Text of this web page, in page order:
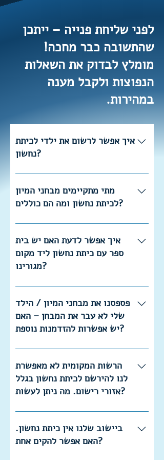
לפני שליחת פנייה – ייתכן
שהתשובה כבר מחכה!
מומלץ לבדוק את השאלות
הנפוצות ולקבל מענה
במהירות.
איך אפשר לרשום את ילדי לכיתת
נחשון?
הרישום והמיון לכיתות נחשון מתבצע על
ידי בתי הספר המשתתפים בתוכנית. לכן,
יש לפנות ישירות לבית הספר הרלוונטי
מתי מתקיימים מבחני המיון
לכיתת נחשון ומה הם כוללים?
תהליך המיון נקבע על ידי כל בית ספר
בנפרד. כדי לקבל מידע מדויק על מועדי
המבחנים, תוכנם ותנאי הקבלה, יש לפנות
לבית הספר שבו מתקיימת כיתת נחשון.
איך אפשר לדעת האם יש בית
ספר עם כיתת נחשון ליד מקום
מגורינו?
רשימת בתי הספר המשתתפים בתוכנית
מופיעה בעמוד "אודות" תחת "פריסה
ארצית" באתר שלנו.
פספסנו את מבחני המיון / הילד
שלי לא עבר את המבחן – האם
יש אפשרות להזדמנות נוספת?
תהליך המיון והתנאים לקבלת תלמידים
נקבעים על ידי בתי הספר עצמם. אנו
מבינים את הרצון להעניק לילדכם את
ההזדמנות הטובה ביותר, אך איננו
הרשות המקומית לא מאפשרת
לנו להירשם לכיתת נחשון בגלל
אזורי רישום. מה ניתן לעשות?
המדיניות לגבי אזורי רישום והאפשרות
לקבל תלמידים מחוץ ליישוב נקבעת על
ידי הרשות המקומית. אנו לא מעורבים
ביישוב שלנו אין כיתת נחשון.
האם אפשר להקים אחת?